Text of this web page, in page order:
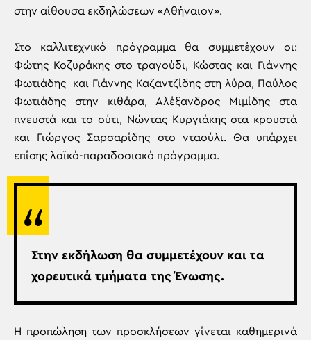
στην αίθουσα εκδηλώσεων «Αθήναιον».
Στο καλλιτεχνικό πρόγραμμα θα συμμετέχουν οι:
Φώτης Κοζυράκης στο τραγούδι, Κώστας και Γιάννης
Φωτιάδης και Γιάννης Καζαντζίδης στη λύρα, Παύλος
Φωτιάδης στην κιθάρα, Αλέξανδρος Μιμίδης στα
πνευστά και το ούτι, Νώντας Κυργιάκης στα κρουστά
και Γιώργος Σαρσαρίδης στο νταούλι. Θα υπάρχει
επίσης λαϊκό-παραδοσιακό πρόγραμμα.
Στην εκδήλωση θα συμμετέχουν και τα
χορευτικά τμήματα της Ένωσης.
Η προπώληση των προσκλήσεων γίνεται καθημερινά